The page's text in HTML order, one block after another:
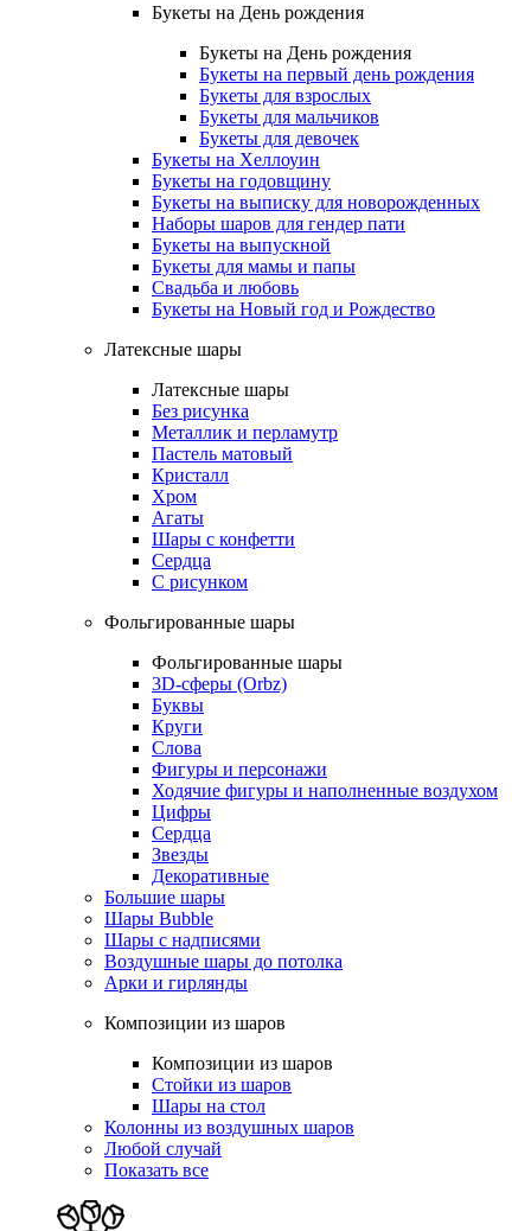
Букеты на День рождения
Букеты на День рождения
Букеты на первый день рождения
Букеты для взрослых
Букеты для мальчиков
Букеты для девочек
Букеты на Хеллоуин
Букеты на годовщину
Букеты на выписку для новорожденных
Наборы шаров для гендер пати
Букеты на выпускной
Букеты для мамы и папы
Свадьба и любовь
Букеты на Новый год и Рождество
Латексные шары
Латексные шары
Без рисунка
Металлик и перламутр
Пастель матовый
Кристалл
Хром
Агаты
Шары с конфетти
Сердца
С рисунком
Фольгированные шары
Фольгированные шары
3D-сферы (Orbz)
Буквы
Круги
Слова
Фигуры и персонажи
Ходячие фигуры и наполненные воздухом
Цифры
Сердца
Звезды
Декоративные
Большие шары
Шары Bubble
Шары с надписями
Воздушные шары до потолка
Арки и гирлянды
Композиции из шаров
Композиции из шаров
Стойки из шаров
Шары на стол
Колонны из воздушных шаров
Любой случай
Показать все